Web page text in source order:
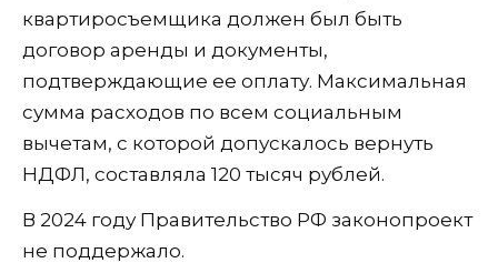
квартиросъемщика должен был быть
договор аренды и документы,
подтверждающие ее оплату. Максимальная
сумма расходов по всем социальным
вычетам, с которой допускалось вернуть
НДФЛ, составляла 120 тысяч рублей.
В 2024 году Правительство РФ законопроект
не поддержало.